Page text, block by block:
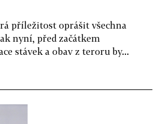
příležitost oprášit všechna
nyní, před začátkem
stávek a obav z teroru by...